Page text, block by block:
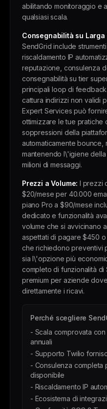
abilitando monitoraggio e
qualsiasi scala.
Consegnabilità su Larga
SendGrid include
riscaldamento IP
reputazione, consulenza
consegnabilità su tier
principali loop di
cattura indirizzi non validi
Expert Services può
ottimizzare le tue pratiche
soppressioni della
automaticamente bounce,
mantenendo l\'igiene
milioni di messaggi.
Prezzi a Volume: I prezzi
$20/mese per 40.000
piano Pro a $90/mese
dedicato e funzionalità
volume che si avvicinano
aspettati di pagare $450
che richiedono preventivi
sia l\'opzione più
completo di funzionalità di
premium per aziende
direttamente i ricavi.
Perché scegliere
- Scala comprovata con
annuali
- Supporto Twilio
- Consulenza completa
disponibile
- Riscaldamento IP
- Ecosistema di